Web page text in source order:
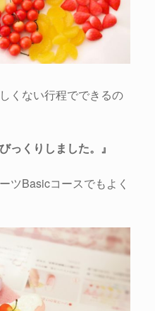
くない行程でできるの
っくりしました。』
ツBasicコースでもよく